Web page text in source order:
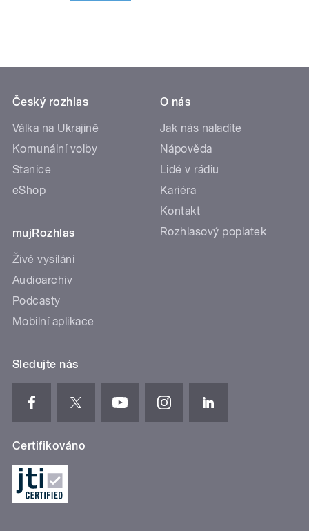
Český rozhlas
Válka na Ukrajině
Komunální volby
Stanice
eShop
mujRozhlas
Živé vysílání
Audioarchiv
Podcasty
Mobilní aplikace
O nás
Jak nás naladíte
Nápověda
Lidé v rádiu
Kariéra
Kontakt
Rozhlasový poplatek
Sledujte nás
Certifikováno